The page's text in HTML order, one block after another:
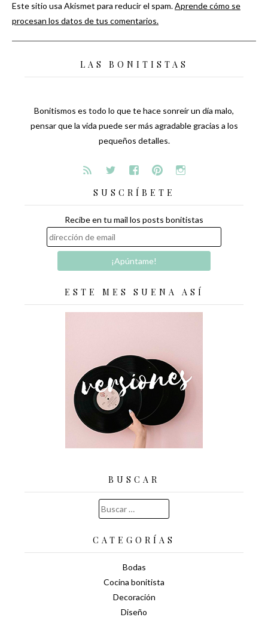
Este sitio usa Akismet para reducir el spam.Aprende cómo se
procesan los datos de tus comentarios.
LAS BONITISTAS
Bonitismos es todo lo que te hace sonreír un día malo,
pensar que la vida puede ser más agradable gracias a los
pequeños detalles.
SUSCRÍBETE
Recibe en tu mail los posts bonitistas
ESTE MES SUENA ASÍ
BUSCAR
Buscar:
CATEGORÍAS
Bodas
Cocina bonitista
Decoración
Diseño